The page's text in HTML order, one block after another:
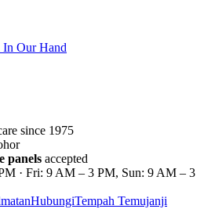
Our Hand
since 1975
panels accepted
· Fri: 9 AM – 3 PM, Sun: 9 AM – 3
HubungiTempah Temujanji